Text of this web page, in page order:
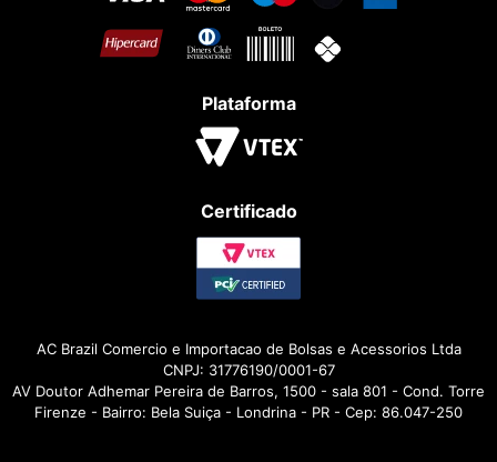
Plataforma
Certificado
AC Brazil Comercio e Importacao de Bolsas e Acessorios Ltda
CNPJ: 31776190/0001-67
AV Doutor Adhemar Pereira de Barros, 1500 - sala 801 - Cond. Torre
Firenze - Bairro: Bela Suiça - Londrina - PR - Cep: 86.047-250